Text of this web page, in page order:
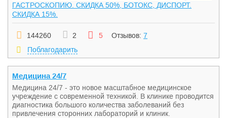
ГАСТРОСКОПИЮ. СКИДКА 50%, БОТОКС, ДИСПОРТ.
СКИДКА 15%.
144260 2 5 Отзывов: 7
Поблагодарить
Медицина 24/7
Медицина 24/7 - это новое масштабное медицинское
учреждение с современной техникой. В клинике проводится
диагностика большого количества заболеваний без
привлечения сторонних лабораторий и клиник.